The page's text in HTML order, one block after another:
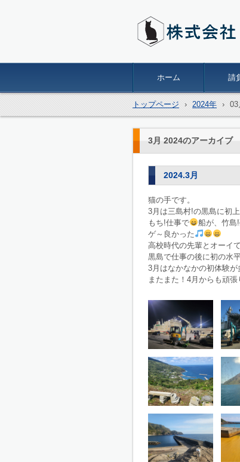
ホーム 請
トップページ › 2024年 › 03
3月 2024のアーカイブ
2024.3月
猫の手です。
3月は三島村!の黒島に初
もち!仕事で
船が、竹島
ゲ～良かった
高校時代の先輩とオーイ
黒島で仕事の後に初の水
3月はなかなかの初体験
またまた！4月からも頑張